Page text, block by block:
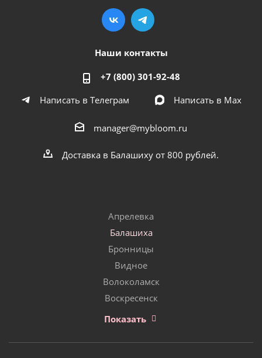
Наши контакты
+7 (800) 301-92-48
Написать в Телеграм
Написать в Мах
manager@mybloom.ru
Доставка в Балашиху от 800 рублей.
Апрелевка
Балашиха
Бронницы
Видное
Волоколамск
Воскресенск
Показать